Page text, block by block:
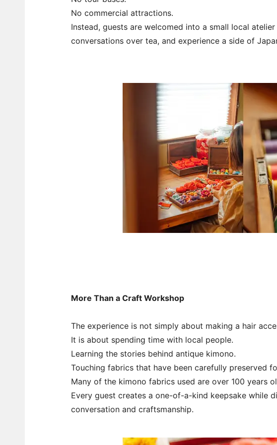
No commercial attractions.
Instead, guests are welcomed into a small local
conversations over tea, and experience a side of
More Than a Craft Workshop
The experience is not simply about making a hair
It is about spending time with local people.
Learning the stories behind antique kimono.
Touching fabrics that have been carefully preserved
Many of the kimono fabrics used are over 100 years
Every guest creates a one-of-a-kind keepsake while
conversation and craftsmanship.